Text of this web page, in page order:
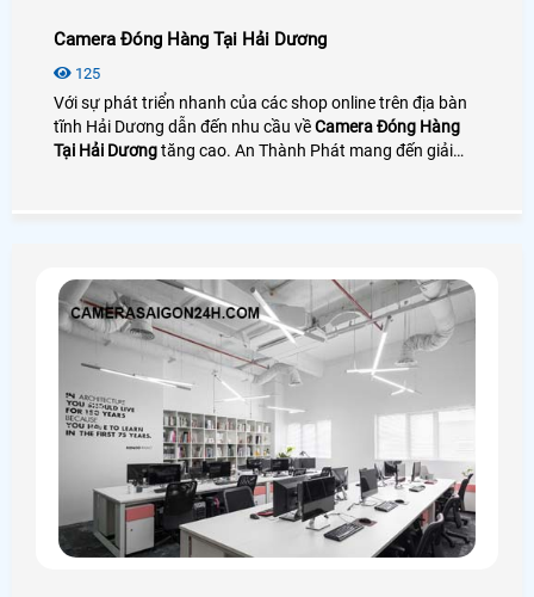
Camera Đóng Hàng Tại Hải Dương
125
Với sự phát triển nhanh của các shop online trên địa bàn
tĩnh Hải Dương dẫn đến nhu cầu vềCamera Đóng Hàng
Tại Hải Dươngtăng cao. An Thành Phát mang đến giải